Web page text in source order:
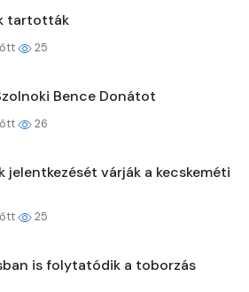
tartották
25
Bence Donátot
26
jelentkezését várják a kecskeméti
25
is folytatódik a toborzás